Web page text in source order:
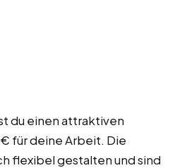
du einen attraktiven
für deine Arbeit. Die
flexibel gestalten und sind